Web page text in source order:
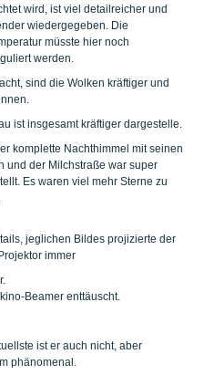
wird, ist viel detailreicher und
wiedergegeben. Die
müsste hier noch
werden.
sind die Wolken kräftiger und
ist insgesamt kräftiger dargestelle.
komplette Nachthimmel mit seinen
und der Milchstraße war super
Es waren viel mehr Sterne zu
jeglichen Bildes projizierte der
immer
Beamer enttäuscht.
ist er auch nicht, aber
phänomenal.